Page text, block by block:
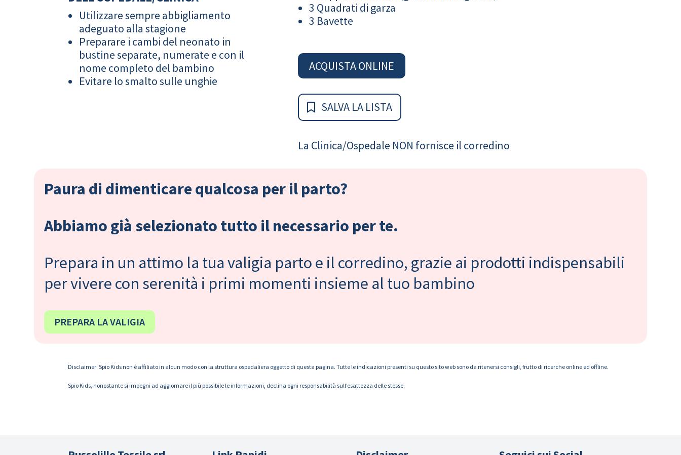
Utilizzare sempre abbigliamento
adeguato alla stagione
Preparare i cambi del neonato in
bustine separate, numerate e con il
nome completo del bambino
Evitare lo smalto sulle unghie
3 Quadrati di garza
3 Bavette
ACQUISTA ONLINE
SALVA LA LISTA
La Clinica/Ospedale NON fornisce il corredino
Paura di dimenticare qualcosa per il parto?
Abbiamo già selezionato tutto il necessario per te.
Prepara in un attimo la tua valigia parto e il corredino, grazie ai prodotti indispensabili
per vivere con serenità i primi momenti insieme al tuo bambino
PREPARA LA VALIGIA
Disclaimer: Spio Kids non è affiliato in alcun modo con la struttura ospedaliera oggetto di questa pagina. Tutte le indicazioni presenti su questo sito web sono da ritenersi consigli, frutto di ricerche online ed offline.
Spio Kids, nonostante si impegni ad aggiornare il più possibile le informazioni, declina ogni responsabilità sull’esattezza delle stesse.